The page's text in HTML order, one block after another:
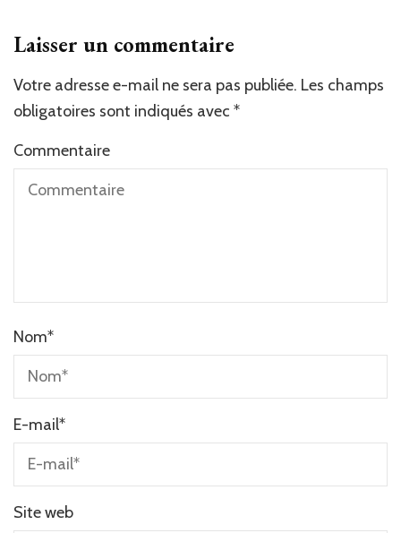
Laisser un commentaire
Votre adresse e-mail ne sera pas publiée. Les champs
obligatoires sont indiqués avec *
Commentaire
Nom*
E-mail*
Site web